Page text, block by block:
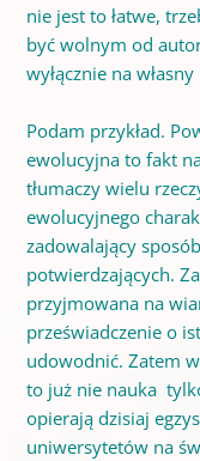
nie jest to łatwe,
być wolnym od
wyłącznie na
Podam przykład.
ewolucyjna to fakt
tłumaczy wielu
ewolucyjnego
zadowalający
potwierdzających.
przyjmowana na
przeświadczenie o
udowodnić. Zatem
to już nie nauka
opierają dzisiaj
uniwersytetów na